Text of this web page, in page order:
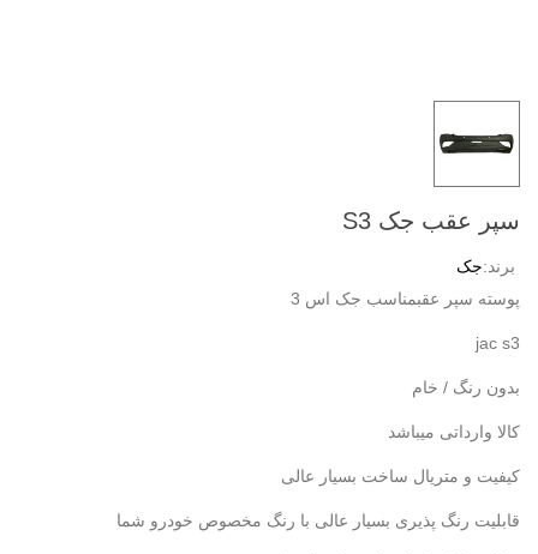
سپر عقب جک S3
برند:جک
پوسته سپر عقبمناسب جک اس 3
jac s3
بدون رنگ / خام
کالا وارداتی میباشد
کیفیت و متریال ساخت بسیار عالی
قابلیت رنگ پذیری بسیار عالی با رنگ مخصوص خودرو شما